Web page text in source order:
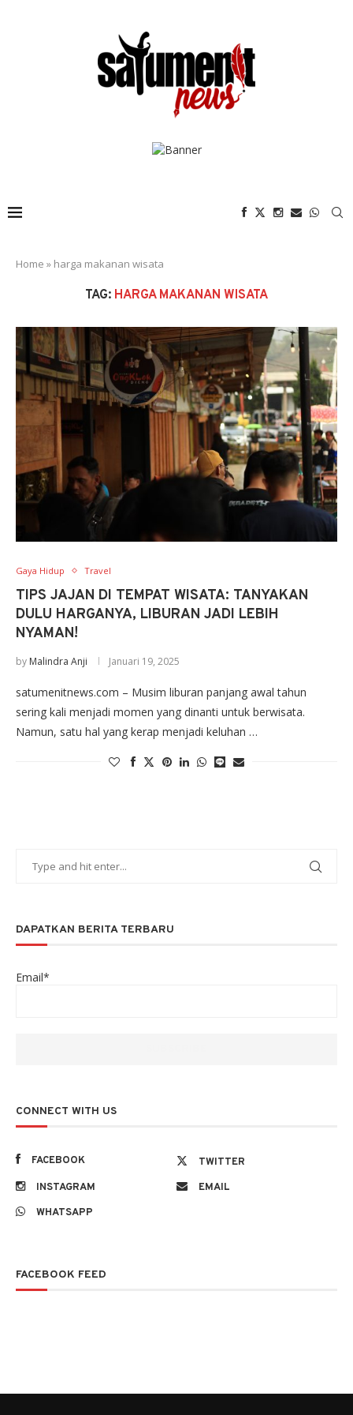
Home » harga makanan wisata
TAG: HARGA MAKANAN WISATA
Gaya Hidup Travel
TIPS JAJAN DI TEMPAT WISATA: TANYAKAN
DULU HARGANYA, LIBURAN JADI LEBIH
NYAMAN!
by Malindra Anji Januari 19, 2025
satumenitnews.com – Musim liburan panjang awal tahun
sering kali menjadi momen yang dinanti untuk berwisata.
Namun, satu hal yang kerap menjadi keluhan …
DAPATKAN BERITA TERBARU
Email*
CONNECT WITH US
FACEBOOK
TWITTER
INSTAGRAM
EMAIL
WHATSAPP
FACEBOOK FEED